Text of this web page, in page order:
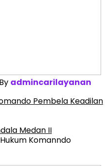
admincarilayanan
Pembela Keadilan
Medan II
Komanndo